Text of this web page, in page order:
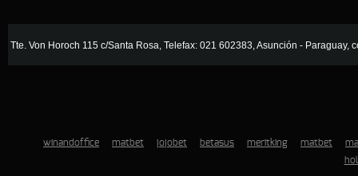
Tte. Von Horoch 115 c/Santa Rosa, Telefax: 021 602383, Asunción - Paraguay,
winandoffice matbet jojobet betasus meritking matbet